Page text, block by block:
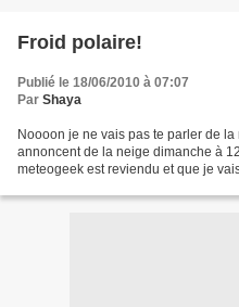
Froid polaire!
Publié le 18/06/2010 à 07:07
Par Shaya
Noooon je ne vais pas te parler de
annoncent de la neige dimanche à
meteogeek est reviendu et que je